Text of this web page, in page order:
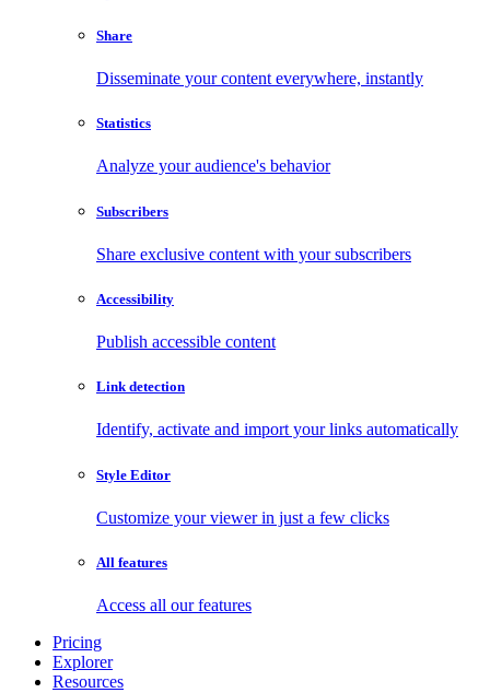
Share
Disseminate your content everywhere, instantly
Statistics
Analyze your audience's behavior
Subscribers
Share exclusive content with your subscribers
Accessibility
Publish accessible content
Link detection
Identify, activate and import your links automatically
Style Editor
Customize your viewer in just a few clicks
All features
Access all our features
Pricing
Explorer
Resources